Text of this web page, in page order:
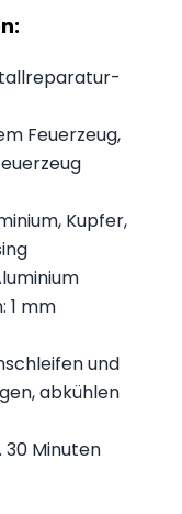
Feuerzeug,
Kupfer,
1 mm
und
abkühlen
30 Minuten